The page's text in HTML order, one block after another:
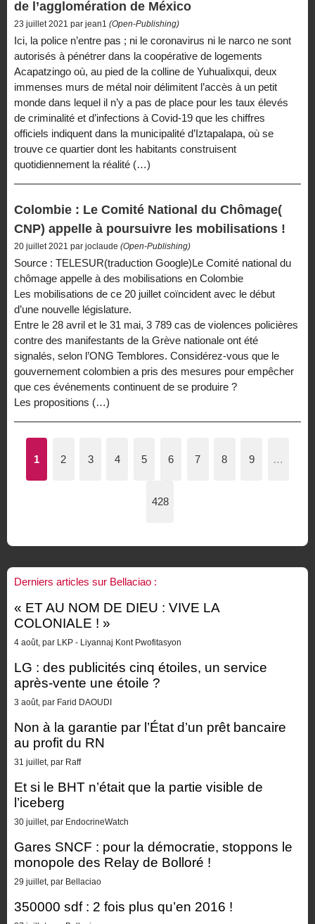
de l’agglomération de México
23 juillet 2021 par jean1 (Open-Publishing)
Ici, la police n’entre pas ; ni le coronavirus ni le narco ne sont
autorisés à pénétrer dans la coopérative de logements
Acapatzingo où, au pied de la colline de Yuhualixqui, deux
immenses murs de métal noir délimitent l’accès à un petit
monde dans lequel il n’y a pas de place pour les taux élevés
de criminalité et d’infections à Covid-19 que les chiffres
officiels indiquent dans la municipalité d’Iztapalapa, où se
trouve ce quartier dont les habitants construisent
quotidiennement la réalité (…)
Colombie : Le Comité National du Chômage(
CNP) appelle à poursuivre les mobilisations !
20 juillet 2021 par joclaude (Open-Publishing)
Source : TELESUR(traduction Google)Le Comité national du
chômage appelle à des mobilisations en Colombie
Les mobilisations de ce 20 juillet coïncident avec le début
d’une nouvelle législature.
Entre le 28 avril et le 31 mai, 3 789 cas de violences policières
contre des manifestants de la Grève nationale ont été
signalés, selon l’ONG Temblores. Considérez-vous que le
gouvernement colombien a pris des mesures pour empêcher
que ces événements continuent de se produire ?
Les propositions (…)
1 2 3 4 5 6 7 8 9 …
428
Derniers articles sur Bellaciao :
« ET AU NOM DE DIEU : VIVE LA
COLONIALE ! »
4 août, par LKP - Liyannaj Kont Pwofitasyon
LG : des publicités cinq étoiles, un service
après-vente une étoile ?
3 août, par Farid DAOUDI
Non à la garantie par l’État d’un prêt bancaire
au profit du RN
31 juillet, par Raff
Et si le BHT n’était que la partie visible de
l’iceberg
30 juillet, par EndocrineWatch
Gares SNCF : pour la démocratie, stoppons le
monopole des Relay de Bolloré !
29 juillet, par Bellaciao
350000 sdf : 2 fois plus qu’en 2016 !